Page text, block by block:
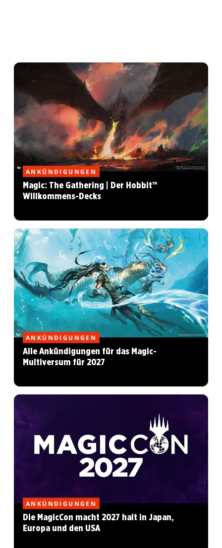
ANKÜNDIGUNGEN
Magic: The Gathering | Der Hobbit™
Willkommens-Decks
ANKÜNDIGUNGEN
Alle Ankündigungen für das Magic-
Multiversum für 2027
ANKÜNDIGUNGEN
Die MagicCon macht 2027 halt in Japan,
Europa und den USA